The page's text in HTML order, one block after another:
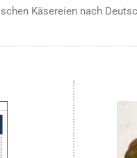
Käsereien nach